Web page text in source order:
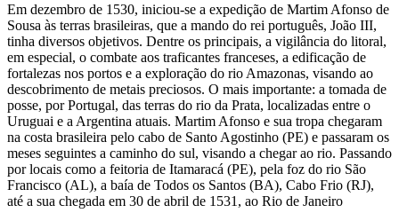
Em dezembro de 1530, iniciou-se a expedição de Martim Afonso de
Sousa às terras brasileiras, que a mando do rei português, João III,
tinha diversos objetivos. Dentre os principais, a vigilância do litoral,
em especial, o combate aos traficantes franceses, a edificação de
fortalezas nos portos e a exploração do rio Amazonas, visando ao
descobrimento de metais preciosos. O mais importante: a tomada de
posse, por Portugal, das terras do rio da Prata, localizadas entre o
Uruguai e a Argentina atuais. Martim Afonso e sua tropa chegaram
na costa brasileira pelo cabo de Santo Agostinho (PE) e passaram os
meses seguintes a caminho do sul, visando a chegar ao rio. Passando
por locais como a feitoria de Itamaracá (PE), pela foz do rio São
Francisco (AL), a baía de Todos os Santos (BA), Cabo Frio (RJ),
até a sua chegada em 30 de abril de 1531, ao Rio de Janeiro